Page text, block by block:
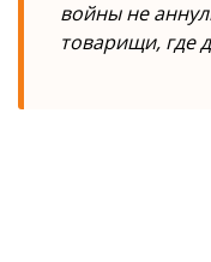
войны не
товарищи, где